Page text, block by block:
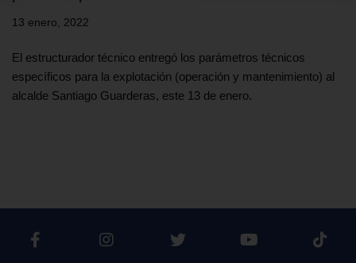
13 enero, 2022
El estructurador técnico entregó los parámetros técnicos
específicos para la explotación (operación y mantenimiento) al
alcalde Santiago Guarderas, este 13 de enero.